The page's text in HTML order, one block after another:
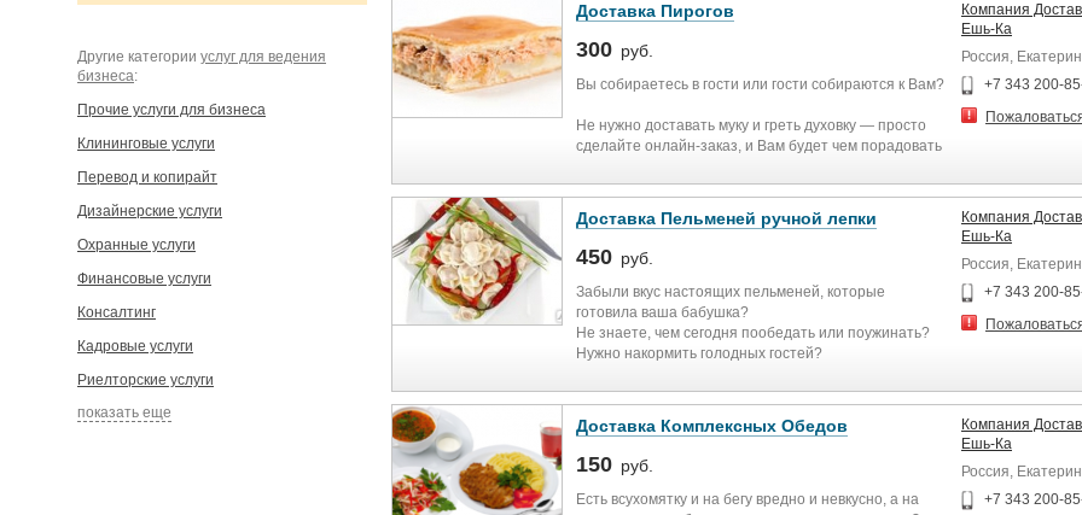
Другие категории услуг для ведения
бизнеса:
Прочие услуги для бизнеса
Клининговые услуги
Перевод и копирайт
Дизайнерские услуги
Охранные услуги
Финансовые услуги
Консалтинг
Кадровые услуги
Риелторские услуги
показать еще
Доставка Пирогов
300 руб.
Вы собираетесь в гости или гости собираются к Вам?
Не нужно доставать муку и греть духовку — просто
сделайте онлайн-заказ, и Вам будет чем порадовать
Большой выбор самых разнообразных пирогов
хлопот! Мы делаем замечательно вкусные домашние
пироги и осуществляем их доставку во все районы.
Мы доставляем только свежие пироги, и никогда не
готовим впрок. Поэтому, мы рекомендуем делать
заказ заранее.
Наш сайт: www.esh-ka.com
Компания
Ешь-Ка
Россия,
+7 343 200-
Доставка Пельменей ручной лепки
450 руб.
Забыли вкус настоящих пельменей, которые
готовила ваша бабушка?
Не знаете, чем сегодня пообедать или поужинать?
Нужно накормить голодных гостей?
Звоните и заказывайте Настоящие пельмени ручной
Это именно тот вкус, о котором вспоминаешь с
удовольствием! Оцените качество, рекомендуйте нас
друзьям и знакомым.
Пельмени из натуральных продуктов! Фарш
Компания
Ешь-Ка
Россия,
+7 343 200-
Доставка Комплексных Обедов
150 руб.
Есть всухомятку и на бегу вредно и невкусно, а на
Компания
Ешь-Ка
Россия,
+7 343 200-